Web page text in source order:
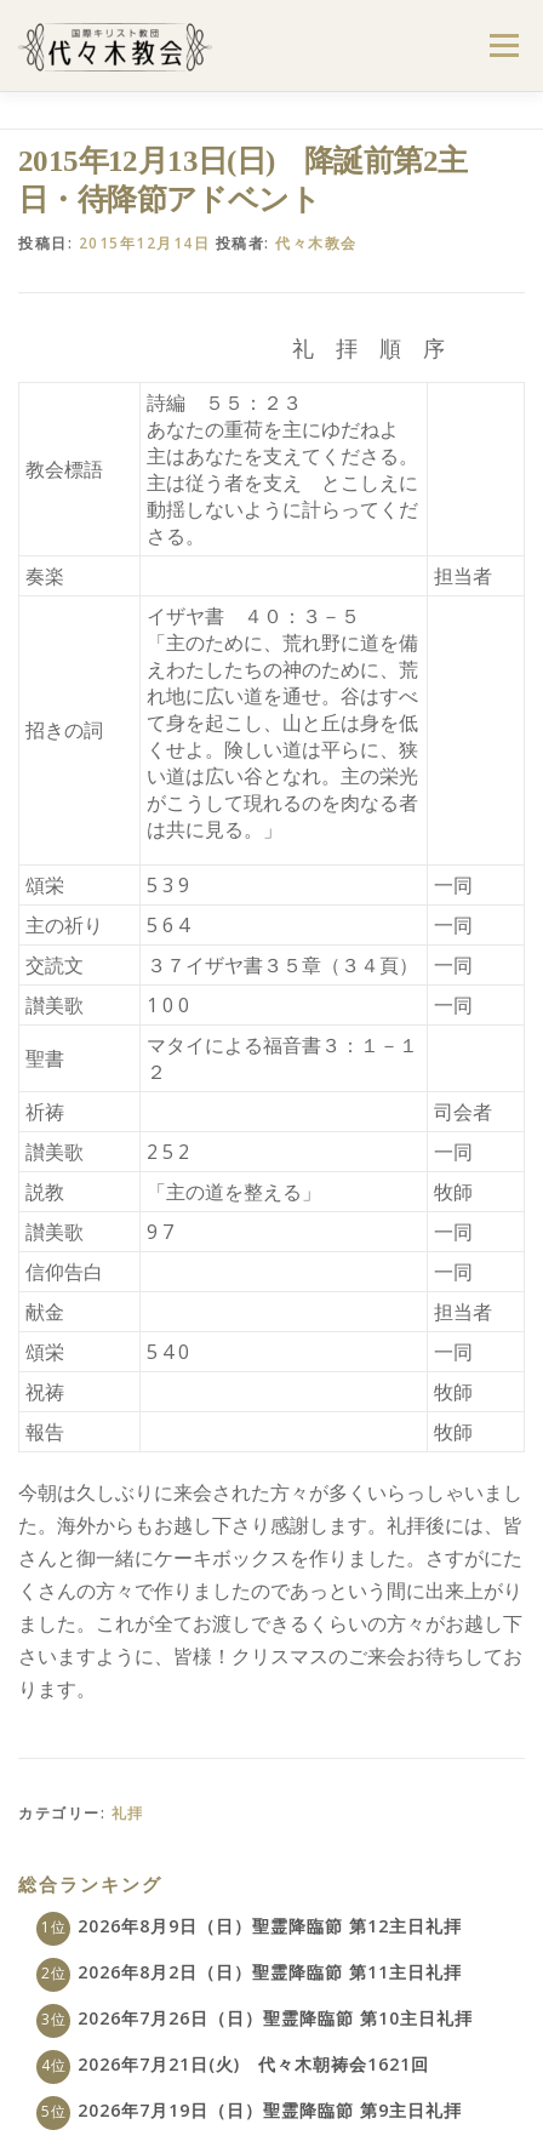
メニュー
2015年12月13日(日) 降誕前第2主
日・待降節アドベント
投稿日: 2015年12月14日 投稿者: 代々木教会
礼 拝 順 序
教会標語
詩編 ５５：２３
あなたの重荷を主にゆだねよ
主はあなたを支えてくださる。
主は従う者を支え とこしえに
動揺しないように計らってくだ
さる。
奏楽
担当者
招きの詞
イザヤ書 ４０：３－５
「主のために、荒れ野に道を備
えわたしたちの神のために、荒
れ地に広い道を通せ。谷はすべ
て身を起こし、山と丘は身を低
くせよ。険しい道は平らに、狭
い道は広い谷となれ。主の栄光
がこうして現れるのを肉なる者
は共に見る。」
頌栄 5 3 9
一同
主の祈り
5 6 4
一同
交読文
３７イザヤ書３５章（３４頁）
一同
讃美歌
1 0 0
一同
聖書
マタイによる福音書３：１－１
２
祈祷
司会者
讃美歌
2 5 2
一同
説教
「主の道を整える」
牧師
讃美歌
9 7
一同
信仰告白
一同
献金
担当者
頌栄
5 4 0
一同
祝祷
牧師
報告
牧師
今朝は久しぶりに来会された方々が多くいらっしゃいまし
た。海外からもお越し下さり感謝します。礼拝後には、皆
さんと御一緒にケーキボックスを作りました。さすがにた
くさんの方々で作りましたのであっという間に出来上がり
ました。これが全てお渡しできるくらいの方々がお越し下
さいますように、皆様！クリスマスのご来会お待ちしてお
ります。
カテゴリー: 礼拝
総合ランキング
2026年8月9日（日）聖霊降臨節 第12主日礼拝
2026年8月2日（日）聖霊降臨節 第11主日礼拝
2026年7月26日（日）聖霊降臨節 第10主日礼拝
2026年7月21日(火) 代々木朝祷会1621回
2026年7月19日（日）聖霊降臨節 第9主日礼拝